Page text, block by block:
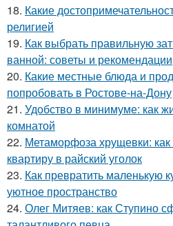
18. Какие
религией
19. Как выбрать правильную
ванной: советы и рекомендации
20. Какие местные блюда и
попробовать в Ростове-на-Дону
21. Удобство в минимуме: как
комнатой
22. Метаморфоза хрущевки:
квартиру в райский уголок
23. Как превратить маленькую
уютное пространство
24. Олег Митяев: как Ступино